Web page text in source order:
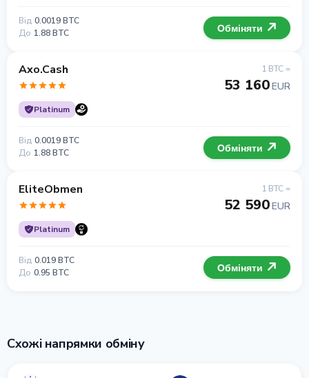
Від 0.0019 BTC
До 1.88 BTC Обміняти
Axo.Cash
Platinum
1 BTC =
53 160EUR
Від 0.0019 BTC
До 1.88 BTC Обміняти
EliteObmen
Platinum
1 BTC =
52 590EUR
Від 0.019 BTC
До 0.95 BTC Обміняти
Схожі напрямки обміну